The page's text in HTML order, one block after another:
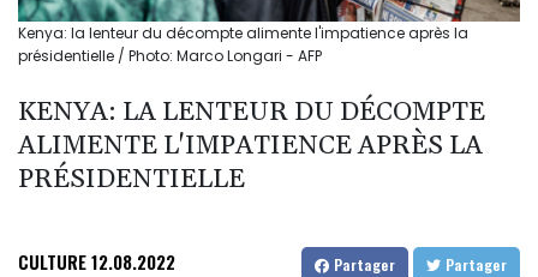
Kenya: la lenteur du décompte alimente l'impatience après la
présidentielle / Photo: Marco Longari - AFP
KENYA: LA LENTEUR DU DÉCOMPTE
ALIMENTE L'IMPATIENCE APRÈS LA
PRÉSIDENTIELLE
CULTURE12.08.2022 Partager Partager